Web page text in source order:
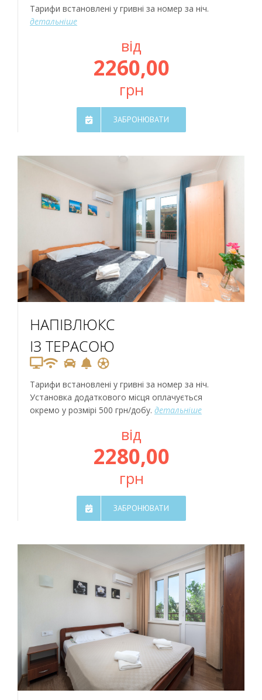
Тарифи встановлені у гривні за номер за ніч.
детальніше
від
2260,00
грн
ЗАБРОНЮВАТИ
НАПІВЛЮКС
ІЗ ТЕРАСОЮ
Тарифи встановлені у гривні за номер за ніч.
Установка додаткового місця оплачується
окремо у розмірі 500 грн/добу. детальніше
від
2280,00
грн
ЗАБРОНЮВАТИ